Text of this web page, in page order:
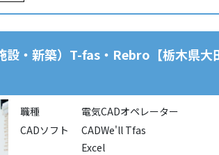
設・新築）T-fas・Rebro【栃木県
職種
電気CADオペレーター
CADソフト
CADWe'll Tfas
Excel